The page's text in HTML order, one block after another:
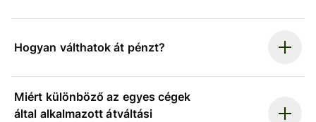
Hogyan válthatok át pénzt?
Miért különböző az egyes cégek
által alkalmazott átváltási